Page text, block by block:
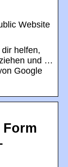
Website
helfen,
und …
Google
Form